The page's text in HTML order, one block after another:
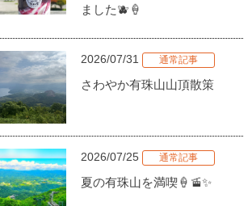
ました🫐🍦
2026/07/31 通常記事
さわやか有珠山山頂散策
2026/07/25 通常記事
夏の有珠山を満喫🍦🚡✨